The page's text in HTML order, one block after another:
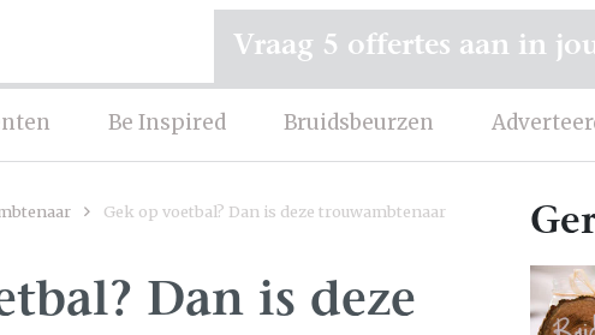
Be Inspired Bruidsbeurzen
Vraag 5 offertes aan in
Gek op voetbal? Dan is deze trouwambtenaar
Dan is deze